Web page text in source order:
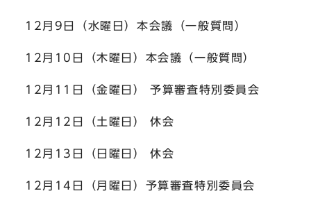
12月9日（水曜日）本会議（一般質問）
12月10日（木曜日）本会議（一般質問）
12月11日（金曜日） 予算審査特別委員会
12月12日（土曜日） 休会
12月13日（日曜日） 休会
12月14日（月曜日）予算審査特別委員会